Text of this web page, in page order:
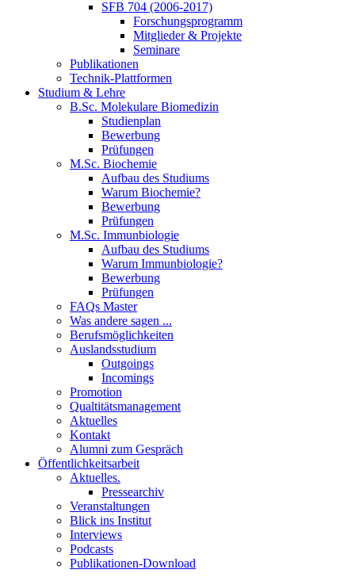
SFB 704 (2006-2017)
Forschungsprogramm
Mitglieder & Projekte
Seminare
Publikationen
Technik-Plattformen
Studium & Lehre
B.Sc. Molekulare Biomedizin
Studienplan
Bewerbung
Prüfungen
M.Sc. Biochemie
Aufbau des Studiums
Warum Biochemie?
Bewerbung
Prüfungen
M.Sc. Immunbiologie
Aufbau des Studiums
Warum Immunbiologie?
Bewerbung
Prüfungen
FAQs Master
Was andere sagen ...
Berufsmöglichkeiten
Auslandsstudium
Outgoings
Incomings
Promotion
Qualtitätsmanagement
Aktuelles
Kontakt
Alumni zum Gespräch
Öffentlichkeitsarbeit
Aktuelles.
Pressearchiv
Veranstaltungen
Blick ins Institut
Interviews
Podcasts
Publikationen-Download